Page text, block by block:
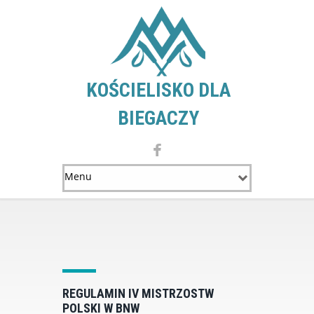
KOŚCIELISKO DLA
BIEGACZY
REGULAMIN IV MISTRZOSTW
POLSKI W BNW